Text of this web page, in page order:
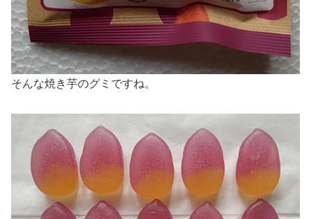
そんな焼き芋のグミですね。